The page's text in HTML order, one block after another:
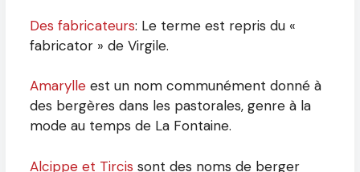
Des fabricateurs: Le terme est repris du «
fabricator » de Virgile.
Amarylle est un nom communément donné à
des bergères dans les pastorales, genre à la
mode au temps de La Fontaine.
Alcippe et Tircis sont des noms de berger